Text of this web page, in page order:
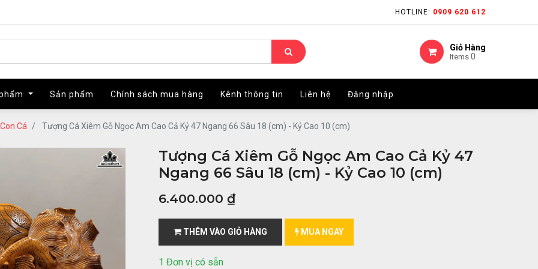
HOTLINE: 0909 620 612
Giỏ Hàng
Items 0
Sản phẩm Chính sách mua hàng Kênh thông tin Liên hệ Đăng nhập
HOTLINE: 0909 620 612
Giỏ Hàng
Items 0
Sản phẩm Chính sách mua hàng Kênh thông tin Liên hệ Đăng nhập
Cá Tượng Cá Xiêm Gỗ Ngọc Am Cao Cả Kỷ 47 Ngang 66 Sâu 18 (cm) - Kỷ Cao 10 (cm)
Tượng Cá Xiêm Gỗ Ngọc Am Cao Cả Kỷ 47
Ngang 66 Sâu 18 (cm) - Kỷ Cao 10 (cm)
6.400.000 ₫
THÊM VÀO GIỎ HÀNG MUA NGAY
1 Đơn vị có sẵn